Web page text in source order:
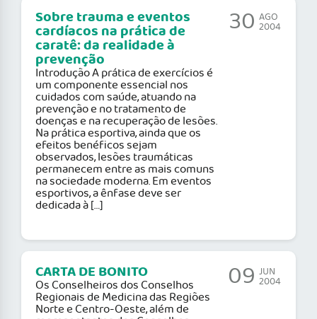
Sobre trauma e eventos
cardíacos na prática de
caratê: da realidade à
prevenção
Introdução A prática de exercícios é
um componente essencial nos
cuidados com saúde, atuando na
prevenção e no tratamento de
doenças e na recuperação de lesões.
Na prática esportiva, ainda que os
efeitos benéficos sejam
observados, lesões traumáticas
permanecem entre as mais comuns
na sociedade moderna. Em eventos
esportivos, a ênfase deve ser
dedicada à […]
30 AGO
2004
CARTA DE BONITO
Os Conselheiros dos Conselhos
Regionais de Medicina das Regiões
Norte e Centro-Oeste, além de
09 JUN
2004